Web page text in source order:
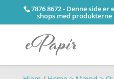
7876 8672 - Denne side
shops med produkterne